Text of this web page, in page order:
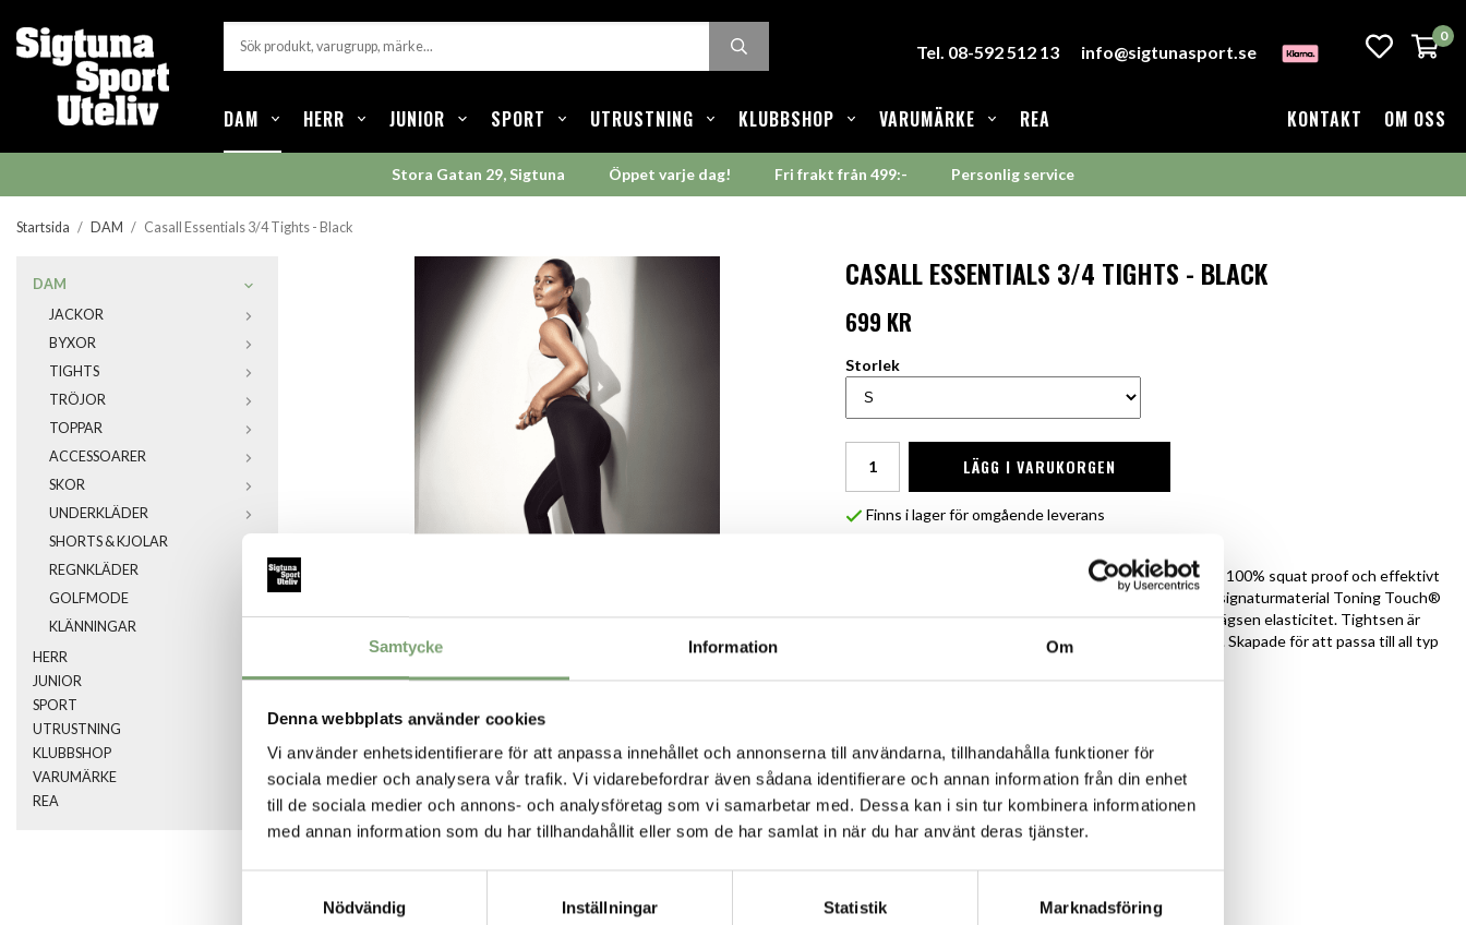
Samtycke Information Om
Denna webbplats använder cookies
Vi använder enhetsidentifierare för att anpassa innehållet och annonserna till användarna, tillhandahålla funktioner för
sociala medier och analysera vår trafik. Vi vidarebefordrar även sådana identifierare och annan information från din enhet
till de sociala medier och annons- och analysföretag som vi samarbetar med. Dessa kan i sin tur kombinera informationen
med annan information som du har tillhandahållit eller som de har samlat in när du har använt deras tjänster.
Nödvändig
Inställningar Statistik Marknadsföring
Tel. 08-592 512 13 info@sigtunasport.se
0
DAM HERR JUNIOR SPORT UTRUSTNING KLUBBSHOP VARUMÄRKE REA KONTAKT OM OSS
Stora Gatan 29, Sigtuna Öppet varje dag! Fri frakt från 499:- Personlig service
Startsida / DAM / Casall Essentials 3/4 Tights - Black
DAM
JACKOR
BYXOR
TIGHTS
TRÖJOR
TOPPAR
ACCESSOARER
SKOR
UNDERKLÄDER
SHORTS & KJOLAR
REGNKLÄDER
GOLFMODE
KLÄNNINGAR
HERR
JUNIOR
SPORT
UTRUSTNING
KLUBBSHOP
VARUMÄRKE
REA
CASALL ESSENTIALS 3/4 TIGHTS - BLACK
699 KR
Storlek
LÄGG I VARUKORGEN
Finns i lager för omgående leverans
Ett par mjuka, sköna och knälånga träningstights som är 100% squat proof och effektivt
transporterar bort fukt. Tillverkade i Casalls återvunna signaturmaterial Toning Touch®
– ett mångsidigt tyg med en härligt len känsla och överlägsen elasticitet. Tightsen är
designade med hög midja, bred linning och dold dragsko. Skapade för att passa till all typ
Nyckel/kortficka på insidan av midjebandet.
Oksöm baktill.
Innerbenspanel för att undvika skav.
Squat proof.
75% Polyamide, 25% Elastane, 225 g/m2
SPARA SOM FAVORIT
024675_3